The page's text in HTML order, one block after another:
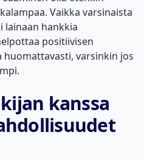
Vaikka varsinaista
lainaan hankkia
positiivisen
varsinkin jos
kanssa